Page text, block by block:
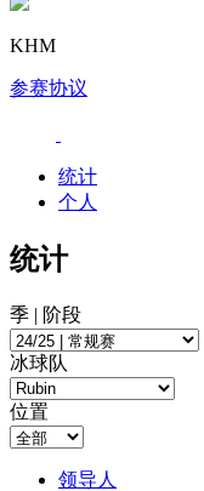
KHM
参赛协议
统计
个人
统计
季 | 阶段
冰球队
位置
领导人